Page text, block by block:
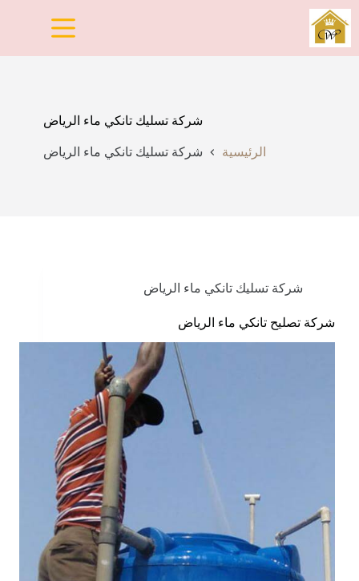
التجاوز
إلى
المحتوى
شركة تسليك تانكي ماء الرياض
الرئيسية شركة تسليك تانكي ماء الرياض
شركة تسليك تانكي ماء الرياض
شركة تصليح تانكي ماء الرياض